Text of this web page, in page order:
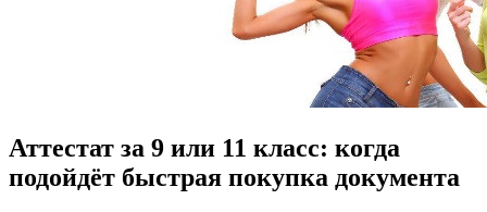
Аттестат за 9 или 11 класс: когда
подойдёт быстрая покупка документа